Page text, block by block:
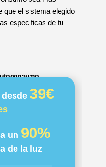
que el sistema elegido
específicas de tu
39€
un 90%
de la luz